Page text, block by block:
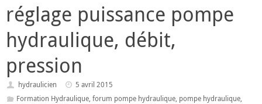
réglage puissance pompe
hydraulique, débit,
pression
hydraulicien
5 avril 2015
Formation Hydraulique, forum pompe hydraulique, pompe hydraulique,